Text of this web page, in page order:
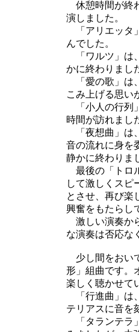
休憩時間が終
演しました。
「アリエッタ
んでした。
「ワルツ」は
かに終わりまし
「愛の歌」は
こみ上げる思い
「小人の行列
時間が訪れまし
「夜想曲」は
音の流れに身を
静かに終わりま
最後の「トロ
して激しくスピ
とさせ、再び楽
興奮をもたらし
激しい演奏か
な演奏は否応な
少し間をおい
形」組曲です。
楽しく聴かせて
「行進曲」は
テリアスに音を
「タランテラ